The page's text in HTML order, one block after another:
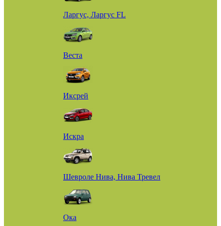
Ларгус, Ларгус FL
Веста
Иксрей
Искра
Шевроле Нива, Нива Тревел
Ока